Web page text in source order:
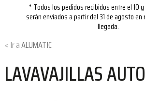
* Todos los pedidos recibidos entre el 10
serán enviados a partir del 31 de agosto en
llegada.
ALUMATIC
LAVAVAJILLAS